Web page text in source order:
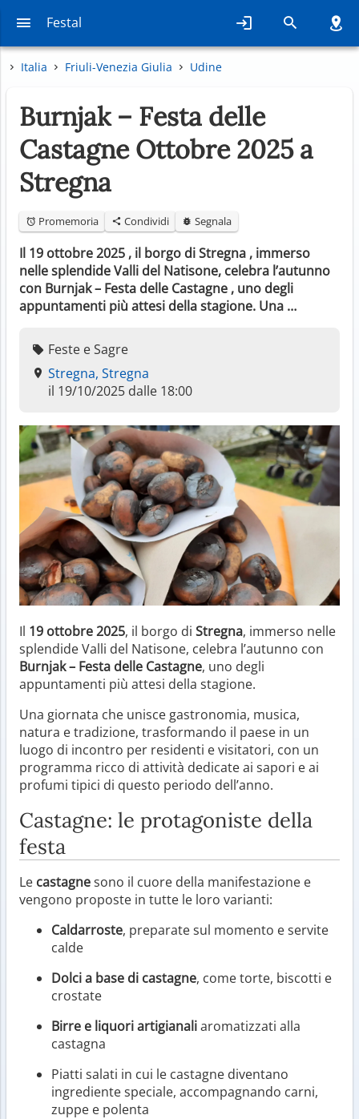
Festal
Italia Friuli-Venezia Giulia Udine
Burnjak – Festa delle
Castagne Ottobre 2025 a
Stregna
Promemoria Condividi Segnala
Il 19 ottobre 2025 , il borgo di Stregna , immerso
nelle splendide Valli del Natisone, celebra l’autunno
con Burnjak – Festa delle Castagne , uno degli
appuntamenti più attesi della stagione. Una …
Feste e Sagre
Stregna, Stregna
il 19/10/2025 dalle 18:00
Il 19 ottobre 2025, il borgo di Stregna, immerso nelle
splendide Valli del Natisone, celebra l’autunno con
Burnjak – Festa delle Castagne, uno degli
appuntamenti più attesi della stagione.
Una giornata che unisce gastronomia, musica,
natura e tradizione, trasformando il paese in un
luogo di incontro per residenti e visitatori, con un
programma ricco di attività dedicate ai sapori e ai
profumi tipici di questo periodo dell’anno.
Castagne: le protagoniste della
festa
Le castagnesono il cuore della manifestazione e
vengono proposte in tutte le loro varianti:
Caldarroste, preparate sul momento e servite
calde
Dolci a base di castagne, come torte, biscotti e
crostate
Birre e liquori artigianaliaromatizzati alla
castagna
Piatti salati in cui le castagne diventano
ingrediente speciale, accompagnando carni,
zuppe e polenta